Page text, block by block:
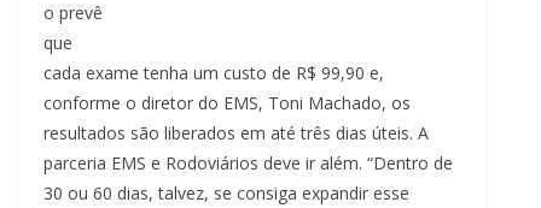
o prevê
que
cada exame tenha um custo de R$ 99,90 e,
conforme o diretor do EMS, Toni Machado, os
resultados são liberados em até três dias úteis. A
parceria EMS e Rodoviários deve ir além. “Dentro de
30 ou 60 dias, talvez, se consiga expandir esse